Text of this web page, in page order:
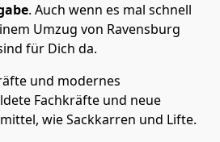
. Auch wenn es mal schnell
Umzug von Ravensburg
für Dich da.
und modernes
Fachkräfte und neue
wie Sackkarren und Lifte.